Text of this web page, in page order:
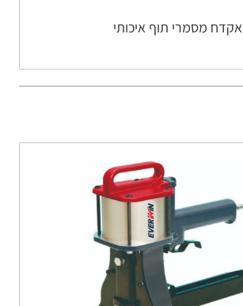
אקדח מסמרי תוף איכותי